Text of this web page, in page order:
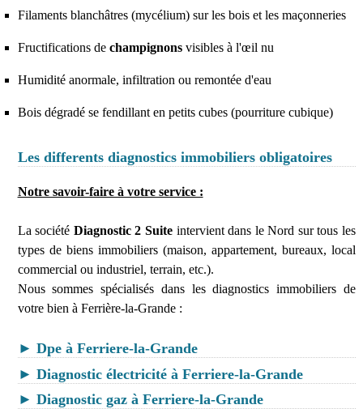
Filaments blanchâtres (mycélium) sur les bois et les maçonneries
Fructifications de champignonsvisibles à l'œil nu
Humidité anormale, infiltration ou remontée d'eau
Bois dégradé se fendillant en petits cubes (pourriture cubique)
Les differents diagnostics immobiliers obligatoires
Notre savoir-faire à votre service :
La société Diagnostic 2 Suiteintervient dans le Nord sur tous les
types de biens immobiliers (maison, appartement, bureaux, local
commercial ou industriel, terrain, etc.).
Nous sommes spécialisés dans les diagnostics immobiliers de
votre bien à Ferrière-la-Grande :
► Dpe à Ferriere-la-Grande
► Diagnostic électricité à Ferriere-la-Grande
► Diagnostic gaz à Ferriere-la-Grande